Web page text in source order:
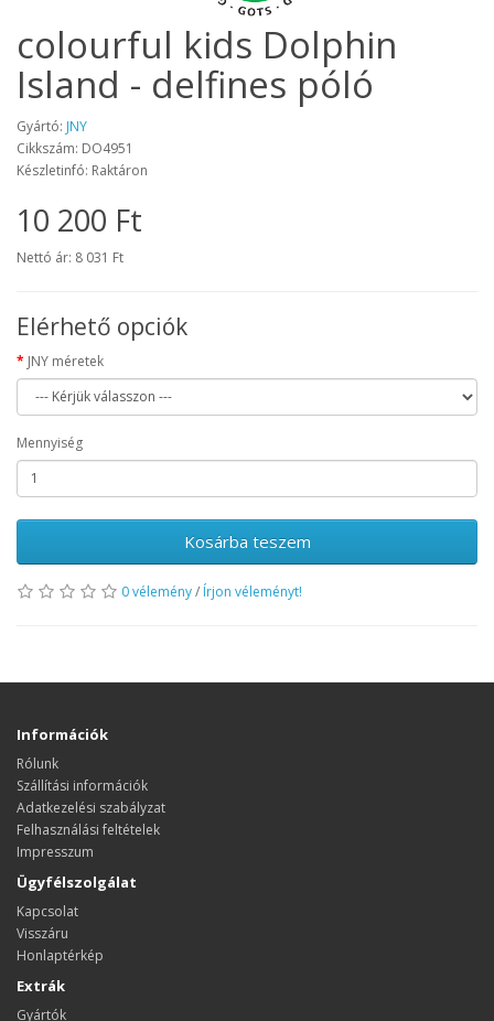
colourful kids Dolphin
Island - delfines póló
Gyártó: JNY
Cikkszám: DO4951
Készletinfó: Raktáron
10 200 Ft
Nettó ár: 8 031 Ft
Elérhető opciók
JNY méretek
Mennyiség
Kosárba teszem
0 vélemény/ Írjon véleményt!
Információk
Rólunk
Szállítási információk
Adatkezelési szabályzat
Felhasználási feltételek
Impresszum
Ügyfélszolgálat
Kapcsolat
Visszáru
Honlaptérkép
Extrák
Gyártók